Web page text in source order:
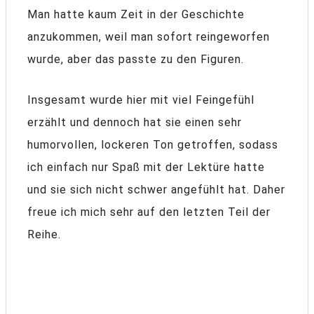
Man hatte kaum Zeit in der Geschichte
anzukommen, weil man sofort reingeworfen
wurde, aber das passte zu den Figuren.
Insgesamt wurde hier mit viel Feingefühl
erzählt und dennoch hat sie einen sehr
humorvollen, lockeren Ton getroffen, sodass
ich einfach nur Spaß mit der Lektüre hatte
und sie sich nicht schwer angefühlt hat. Daher
freue ich mich sehr auf den letzten Teil der
Reihe.